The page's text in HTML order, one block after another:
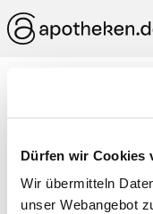
Dürfen wir Cookies
Wir übermitteln
unser Webangebot
Durch
übel riechender